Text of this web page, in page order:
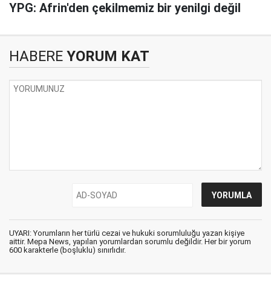
YPG: Afrin'den çekilmemiz bir yenilgi değil
HABERE YORUM KAT
UYARI: Yorumların her türlü cezai ve hukuki sorumluluğu yazan kişiye
aittir. Mepa News, yapılan yorumlardan sorumlu değildir. Her bir yorum
600 karakterle (boşluklu) sınırlıdır.